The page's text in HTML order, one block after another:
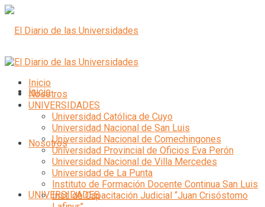
Inicio
Nosotros
UNIVERSIDADES
Inicio
Nosotros
UNIVERSIDADES
Universidad Católica de Cuyo
Universidad Nacional de San Luis
Universidad Nacional de Comechingones
Universidad Provincial de Oficios Eva Perón
Universidad Nacional de Villa Mercedes
Universidad de La Punta
Instituto de Formación Docente Continua San Luis
Inst. de Capacitación Judicial “Juan Crisóstomo